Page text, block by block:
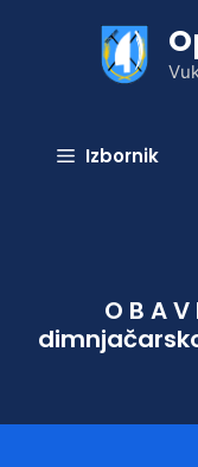
Izbornik
O B A